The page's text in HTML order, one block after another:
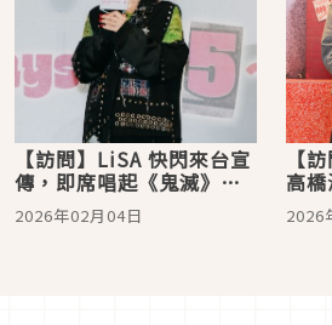
【訪問】LiSA 快閃來台宣
傳，即席唱起《鬼滅》新
歌卻怕暴雷？加碼曝光新
年年糕獨家吃法
2026年02月04日
【
高
「地
夏季
2026